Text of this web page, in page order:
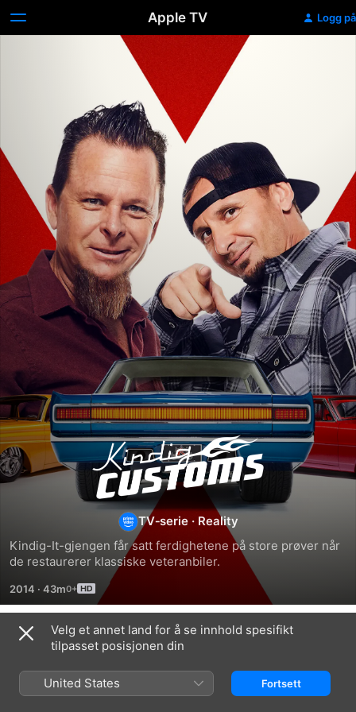
Apple TV Logg på
Kindig
Customs
TV‑serie · Reality
Kindig-It-gjengen får satt ferdighetene på store prøver når
de restaurerer klassiske veteranbiler.
2014 · 43m
Sesong 3
Velg et annet land for å se innhold spesifikt
tilpasset posisjonen din
United States Fortsett